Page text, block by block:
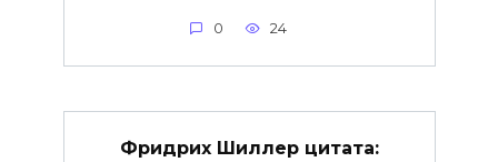
0 24
Фридрих Шиллер цитата: